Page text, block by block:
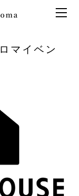
マイベン
ト
ン